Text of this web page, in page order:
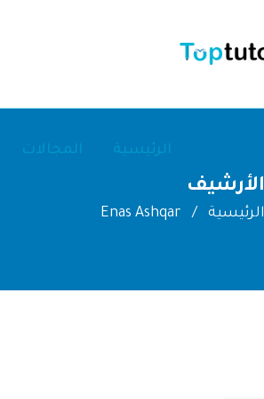
الرئيسية المجالات
الأرشيف
الرئيسية Enas Ashqar